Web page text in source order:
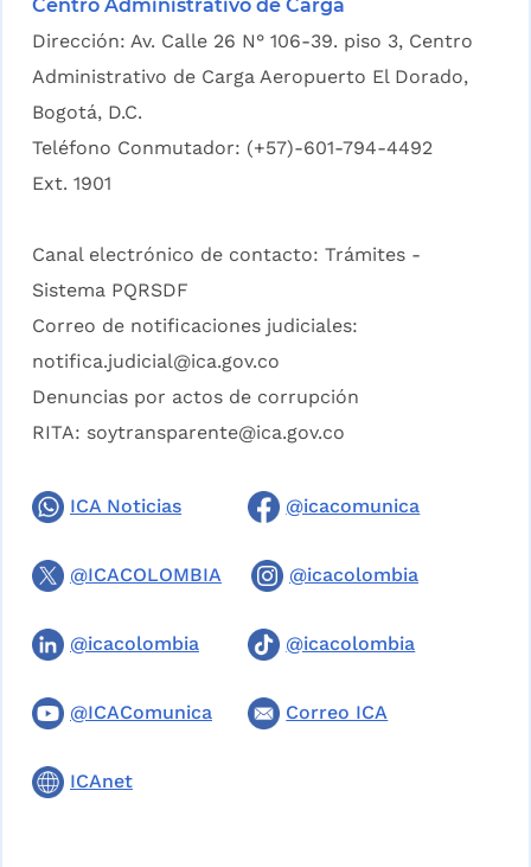
Centro Administrativo de Carga
Dirección: Av. Calle 26 N° 106-39. piso 3, Centro
Administrativo de Carga Aeropuerto El Dorado,
Bogotá, D.C.
Teléfono Conmutador: (+57)-601-794-4492
Ext. 1901
Canal electrónico de contacto: Trámites -
Sistema PQRSDF
Correo de notificaciones judiciales:
notifica.judicial@ica.gov.co
Denuncias por actos de corrupción
RITA: soytransparente@ica.gov.co
ICA Noticias @icacomunica
@ICACOLOMBIA @icacolombia
@icacolombia @icacolombia
@ICAComunica Correo ICA
ICAnet